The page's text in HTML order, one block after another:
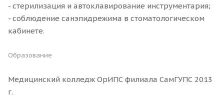
- стерилизация и автоклавирование инструментария;
- соблюдение санэпидрежима в стоматологическом
кабинете.
Образование
Медицинский колледж ОрИПС филиала СамГУПС 2013
г.